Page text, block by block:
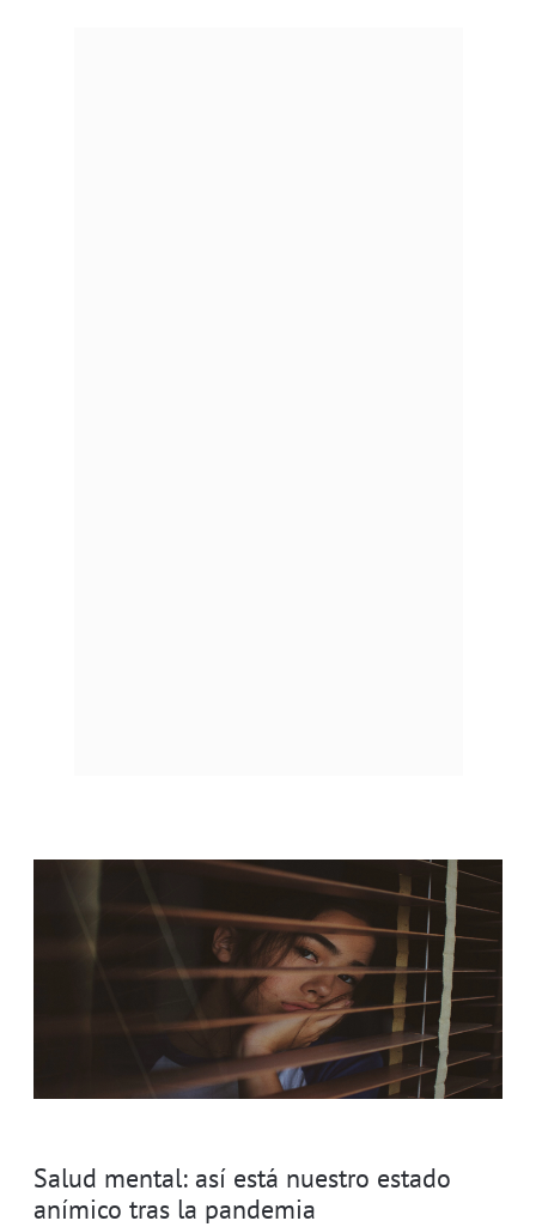
Salud mental: así está nuestro estado
anímico tras la pandemia